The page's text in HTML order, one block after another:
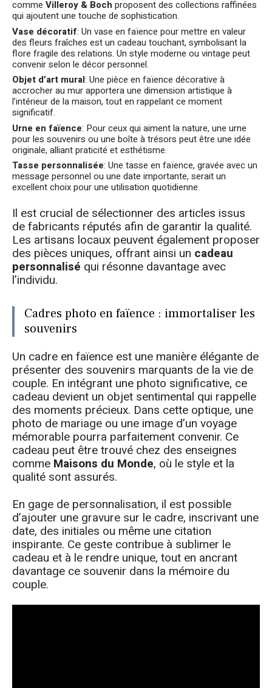
comme Villeroy & Boch proposent des collections raffinées
qui ajoutent une touche de sophistication.
Vase décoratif: Un vase en faïence pour mettre en valeur
des fleurs fraîches est un cadeau touchant, symbolisant la
flore fragile des relations. Un style moderne ou vintage peut
convenir selon le décor personnel.
Objet d’art mural: Une pièce en faïence décorative à
accrocher au mur apportera une dimension artistique à
l’intérieur de la maison, tout en rappelant ce moment
significatif.
Urne en faïence: Pour ceux qui aiment la nature, une urne
pour les souvenirs ou une boîte à trésors peut être une idée
originale, alliant praticité et esthétisme.
Tasse personnalisée: Une tasse en faïence, gravée avec un
message personnel ou une date importante, serait un
excellent choix pour une utilisation quotidienne.
Il est crucial de sélectionner des articles issus
de fabricants réputés afin de garantir la qualité.
Les artisans locaux peuvent également proposer
des pièces uniques, offrant ainsi un cadeau
personnalisé qui résonne davantage avec
l’individu.
Cadres photo en faïence : immortaliser les
souvenirs
Un cadre en faïence est une manière élégante de
présenter des souvenirs marquants de la vie de
couple. En intégrant une photo significative, ce
cadeau devient un objet sentimental qui rappelle
des moments précieux. Dans cette optique, une
photo de mariage ou une image d’un voyage
mémorable pourra parfaitement convenir. Ce
cadeau peut être trouvé chez des enseignes
comme Maisons du Monde, où le style et la
qualité sont assurés.
En gage de personnalisation, il est possible
d’ajouter une gravure sur le cadre, inscrivant une
date, des initiales ou même une citation
inspirante. Ce geste contribue à sublimer le
cadeau et à le rendre unique, tout en ancrant
davantage ce souvenir dans la mémoire du
couple.